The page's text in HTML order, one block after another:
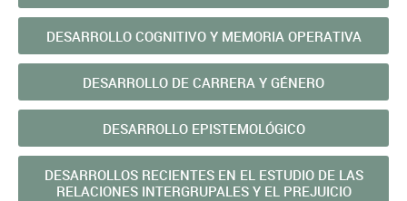
DESARROLLO COGNITIVO Y MEMORIA OPERATIVA
DESARROLLO DE CARRERA Y GÉNERO
DESARROLLO EPISTEMOLÓGICO
DESARROLLOS RECIENTES EN EL ESTUDIO DE LAS
RELACIONES INTERGRUPALES Y EL PREJUICIO